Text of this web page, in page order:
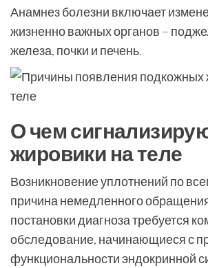
Анамнез болезни включает
жизненно важных органов –
железа, почки и печень.
О чем
жировики на теле
Возникновение уплотнений по
причина немедленного
постановки диагноза требуется
обследование, начинающиеся с
функциональности эндокринной